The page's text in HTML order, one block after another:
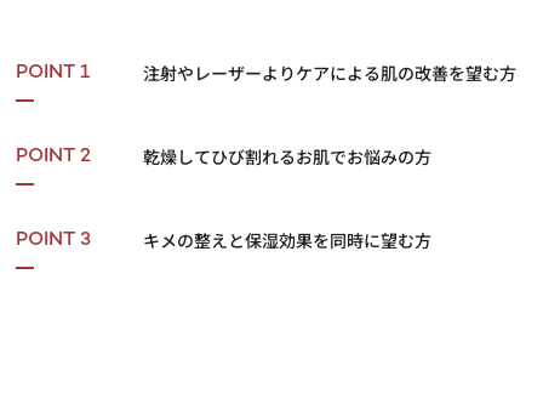
POINT 1 注射やレーザーよりケアによる肌の改善を望む方
POINT 2 乾燥してひび割れるお肌でお悩みの方
POINT 3 キメの整えと保湿効果を同時に望む方